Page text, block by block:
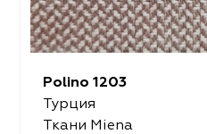
Polino 1203
Турция
Ткани Miena